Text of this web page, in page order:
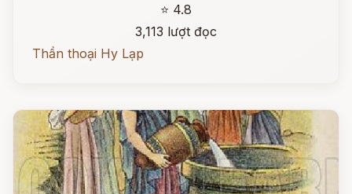
⭐ 4.8
3,113 lượt đọc
Thần thoại Hy Lạp